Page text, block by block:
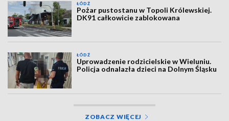
ŁÓDŹ
Pożar pustostanu w Topoli Królewskiej.
DK91 całkowicie zablokowana
ŁÓDŹ
Uprowadzenie rodzicielskie w Wieluniu.
Policja odnalazła dzieci na Dolnym Śląsku
ZOBACZ WIĘCEJ